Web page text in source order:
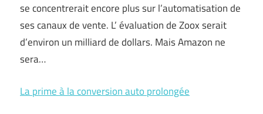
se concentrerait encore plus sur l’automatisation de
ses canaux de vente. L’ évaluation de Zoox serait
d’environ un milliard de dollars. Mais Amazon ne
sera…
La prime à la conversion auto prolongée